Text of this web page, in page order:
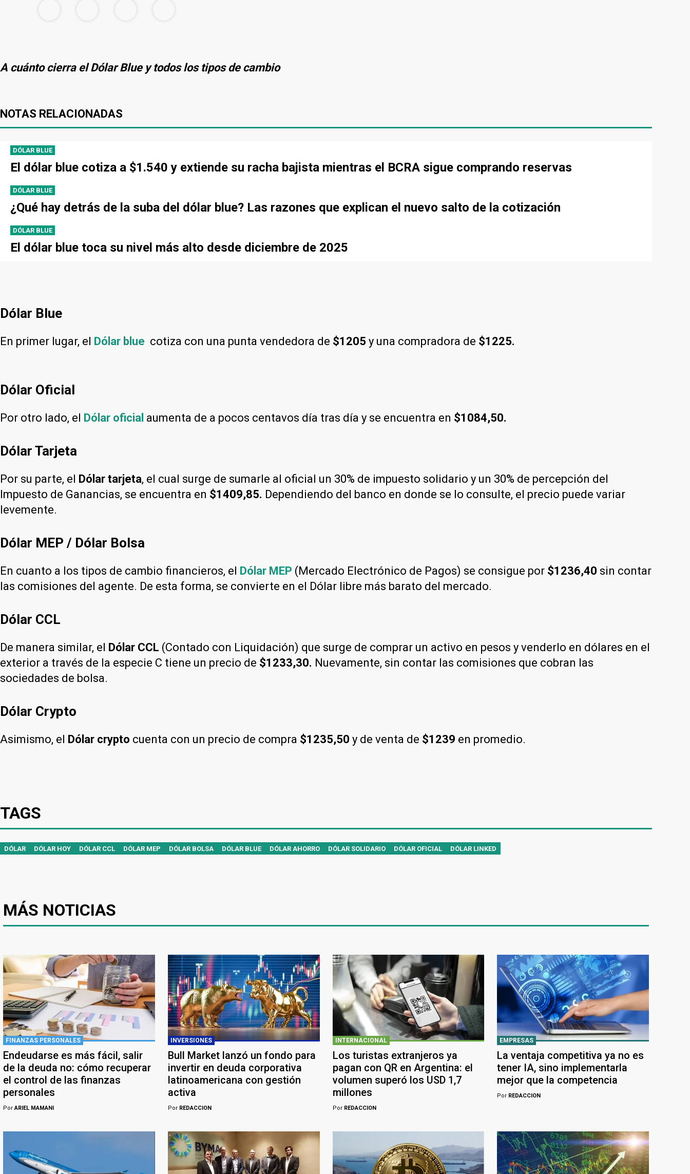
A cuánto cierra el Dólar Blue y todos los tipos de cambio
NOTAS RELACIONADAS
DÓLAR BLUE
El dólar blue cotiza a $1.540 y extiende su racha bajista mientras el BCRA sigue comprando reservas
DÓLAR BLUE
¿Qué hay detrás de la suba del dólar blue? Las razones que explican el nuevo salto de la cotización
DÓLAR BLUE
El dólar blue toca su nivel más alto desde diciembre de 2025
Dólar Blue
En primer lugar, el Dólar blue cotiza con una punta vendedora de $1205 y una compradora de $1225.
Dólar Oficial
Por otro lado, el Dólar oficial aumenta de a pocos centavos día tras día y se encuentra en $1084,50.
Dólar Tarjeta
Por su parte, el Dólar tarjeta, el cual surge de sumarle al oficial un 30% de impuesto solidario y un 30% de percepción del
Impuesto de Ganancias, se encuentra en $1409,85. Dependiendo del banco en donde se lo consulte, el precio puede variar
levemente.
Dólar MEP / Dólar Bolsa
En cuanto a los tipos de cambio financieros, el Dólar MEP (Mercado Electrónico de Pagos) se consigue por $1236,40 sin contar
las comisiones del agente. De esta forma, se convierte en el Dólar libre más barato del mercado.
Dólar CCL
De manera similar, el Dólar CCL (Contado con Liquidación) que surge de comprar un activo en pesos y venderlo en dólares en el
exterior a través de la especie C tiene un precio de $1233,30. Nuevamente, sin contar las comisiones que cobran las
sociedades de bolsa.
Dólar Crypto
Asimismo, el Dólar crypto cuenta con un precio de compra $1235,50 y de venta de $1239 en promedio.
TAGS
DÓLAR DÓLAR HOY DÓLAR CCL DÓLAR MEP DÓLAR BOLSA DÓLAR BLUE DÓLAR AHORRO DÓLAR SOLIDARIO DÓLAR OFICIAL DÓLAR LINKED
MÁS NOTICIAS
FINANZAS PERSONALES
Endeudarse es más fácil, salir
de la deuda no: cómo recuperar
el control de las finanzas
personales
PorARIEL MAMANI
INVERSIONES
Bull Market lanzó un fondo para
invertir en deuda corporativa
latinoamericana con gestión
activa
PorREDACCION
INTERNACIONAL
Los turistas extranjeros ya
pagan con QR en Argentina: el
volumen superó los USD 1,7
millones
PorREDACCION
EMPRESAS
La ventaja competitiva ya no es
tener IA, sino implementarla
mejor que la competencia
Por REDACCION